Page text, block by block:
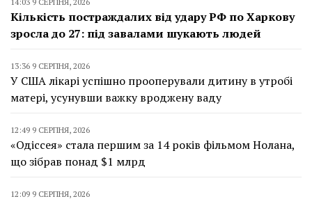
Кількість постраждалих від удару РФ по Харкову
зросла до 27: під завалами шукають людей
13:36 9 СЕРПНЯ, 2026
У США лікарі успішно прооперували дитину в утробі
матері, усунувши важку вроджену ваду
12:49 9 СЕРПНЯ, 2026
«Одіссея» стала першим за 14 років фільмом Нолана,
що зібрав понад $1 млрд
12:09 9 СЕРПНЯ, 2026